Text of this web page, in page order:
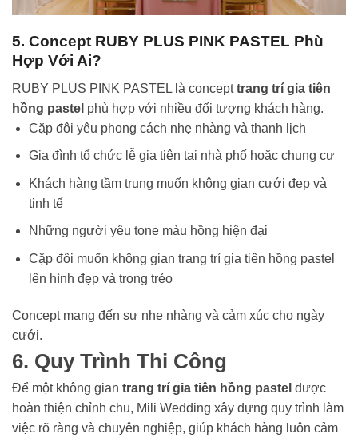
5. Concept RUBY PLUS PINK PASTEL Phù
Hợp Với Ai?
RUBY PLUS PINK PASTEL là concepttrang trí gia tiên
hồng pastel phù hợp với nhiều đối tượng khách hàng.
Cặp đôi yêu phong cách nhẹ nhàng và thanh lịch
Gia đình tổ chức lễ gia tiên tại nhà phố hoặc chung cư
Khách hàng tầm trung muốn không gian cưới đẹp và
tinh tế
Những người yêu tone màu hồng hiện đại
Cặp đôi muốn không gian trang trí gia tiên hồng pastel
lên hình đẹp và trong trẻo
Concept mang đến sự nhẹ nhàng và cảm xúc cho ngày
cưới.
6. Quy Trình Thi Công
Để một không gian trang trí gia tiên hồng pastel được
hoàn thiện chỉnh chu, Mili Wedding xây dựng quy trình làm
việc rõ ràng và chuyên nghiệp, giúp khách hàng luôn cảm